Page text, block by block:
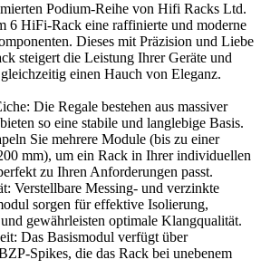
Podium-Reihe von Hifi Racks Ltd.
6 HiFi-Rack eine raffinierte und moderne
Dieses mit Präzision und Liebe
steigert die Leistung Ihrer Geräte und
einen Hauch von Eleganz.
Die Regale bestehen aus massiver
so eine stabile und langlebige Basis.
Sie mehrere Module (bis zu einer
mm), um ein Rack in Ihrer individuellen
zu Ihren Anforderungen passt.
Verstellbare Messing- und verzinkte
sorgen für effektive Isolierung,
gewährleisten optimale Klangqualität.
Das Basismodul verfügt über
Spikes, die das Rack bei unebenem